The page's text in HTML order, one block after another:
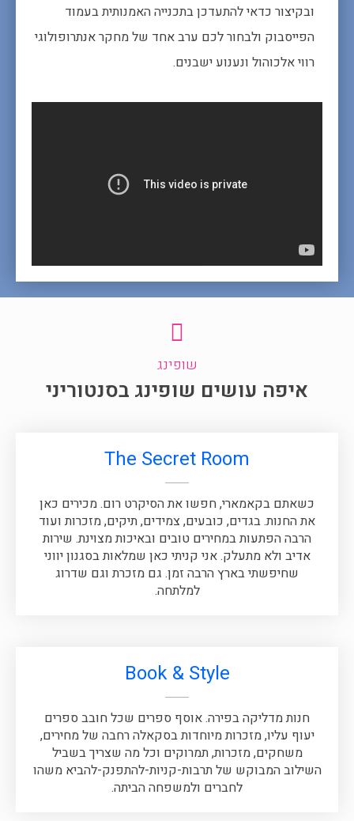
ובקיצור כדאי להתעדכן בתכנייה האמנותית בעמוד
הפייסבוק ולבחור לכם ערב אחד של מחקר אנתרופולוגי
רווי אלכוהול ונענוע ישבנים.
שופינג
איפה עושים שופינג בסנטוריני
‪The Secret Room‬
כשאתם בקאמארי, חפשו את הסיקרט רום. מכירים כאן
את החנות. בגדים, כובעים, צמידים, תיקים, מזכרות ועוד
הרבה הפתעות במחירים טובים ובאיכות מצוינת. שירות
אדיב ולא מתעלק. אני קניתי כאן שמלאות בסגנון יווני
שחיפשתי בארץ הרבה זמן. גם מזכרת וגם שדרוג
למלתחה.
Book & Style
חנות מדליקה בפירה. אוסף ספרים שכל חובב ספרים
יעוף עליו, מזכרות מיוחדות בסקאלה רחבה של מחירים,
משחקים, מזכרות, תמרוקים וכל מה שצריך בשביל
השילוב המבוקש של תרבות-קניות-להתפנק-להביא משהו
לחברים ולמשפחה הביתה.